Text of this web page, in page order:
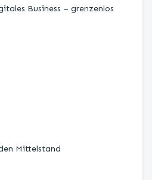
Business – grenzenlos
Mittelstand